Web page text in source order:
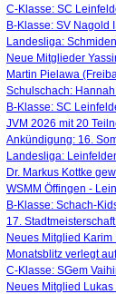
C-Klasse: SC
B-Klasse: SV Nagold
Landesliga:
Neue Mitglieder
Martin Pielawa
Schulschach:
B-Klasse: SC
JVM 2026 mit 20
Ankündigung: 16.
Landesliga:
Dr. Markus Kottke
WSMM Öffingen -
B-Klasse: Schach-
17.
Neues Mitglied Karim
Monatsblitz verlegt
C-Klasse: SGem
Neues Mitglied Lukas